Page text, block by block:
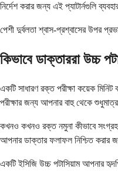
নির্দেশ করার জন্য এই প্যাটার্নগুলি
পেশী দুর্বলতা শ্বাস-প্রশ্বাসের উপর
কিভাবে ডাক্তাররা উচ্চ
একটি সাধারণ রক্ত ​​পরীক্ষা কয়েক
পরীক্ষার জন্য আপনার বাহু থেকে
কখনও কখনও রক্ত ​​নমুনা কীভাবে সংগ্রহ
আপনার ডাক্তার ফলাফল নিশ্চিত করার
একটি ইসিজি উচ্চ পটাসিয়াম আপনার